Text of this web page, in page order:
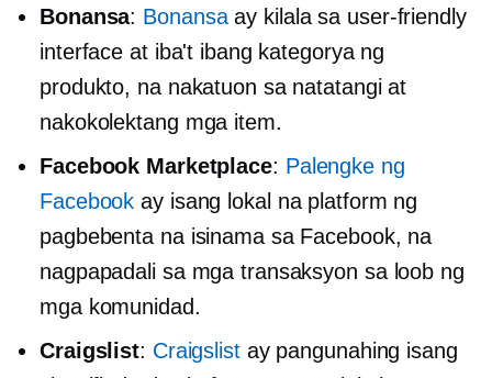
Bonansa: Bonansaay kilala sa user-friendly
interface at iba't ibang kategorya ng
produkto, na nakatuon sa natatangi at
nakokolektang mga item.
Facebook Marketplace: Palengke ng
Facebook ay isang lokal na platform ng
pagbebenta na isinama sa Facebook, na
nagpapadali sa mga transaksyon sa loob ng
mga komunidad.
Craigslist: Craigslistay pangunahing isang